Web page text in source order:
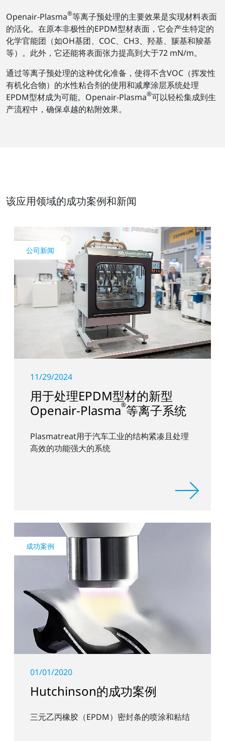
Openair-Plasma®等离子预处理的主要效果是实现材料表面
的活化。在原本非极性的EPDM型材表面，它会产生特定的
化学官能团（如OH基团、COC、CH3、羟基、羰基和羧基
等）。此外，它还能将表面张力提高到大于72 mN/m。
通过等离子预处理的这种优化准备，使得不含VOC（挥发性
有机化合物）的水性粘合剂的使用和减摩涂层系统处理
EPDM型材成为可能。Openair-Plasma®可以轻松集成到生
产流程中，确保卓越的粘附效果。
该应用领域的成功案例和新闻
公司新闻
11/29/2024
用于处理EPDM型材的新型
Openair-Plasma®等离子系统
Plasmatreat用于汽车工业的结构紧凑且处理
高效的功能强大的系统
成功案例
01/01/2020
Hutchinson的成功案例
三元乙丙橡胶（EPDM）密封条的喷涂和粘结